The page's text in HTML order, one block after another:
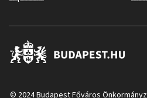
© 2024 Budapest Főváros